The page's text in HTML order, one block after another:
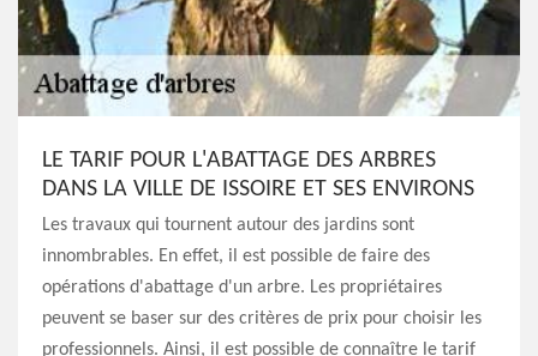
LE TARIF POUR L'ABATTAGE DES ARBRES
DANS LA VILLE DE ISSOIRE ET SES ENVIRONS
Les travaux qui tournent autour des jardins sont
innombrables. En effet, il est possible de faire des
opérations d'abattage d'un arbre. Les propriétaires
peuvent se baser sur des critères de prix pour choisir les
professionnels. Ainsi, il est possible de connaître le tarif